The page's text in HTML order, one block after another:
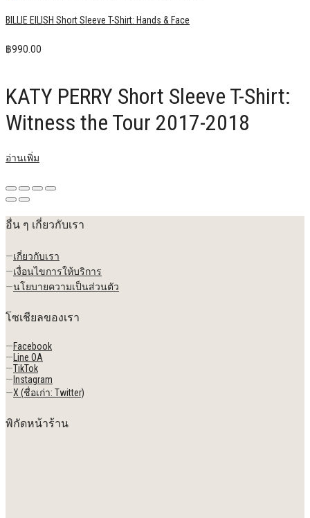
BILLIE EILISH Short Sleeve T-Shirt: Hands & Face
฿990.00
KATY PERRY Short Sleeve T-Shirt:
Witness the Tour 2017-2018
อ่านเพิ่ม
อื่น ๆ เกี่ยวกับเรา
—เกี่ยวกับเรา
—เงื่อนไขการให้บริการ
—นโยบายความเป็นส่วนตัว
โซเชียลของเรา
—Facebook
— Line OA
—TikTok
— Instagram
—X (ชื่อเก่า: Twitter)
พิกัดหน้าร้าน